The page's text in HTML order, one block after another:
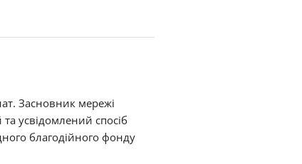
Засновник мережі
усвідомлений спосіб
благодійного фонду